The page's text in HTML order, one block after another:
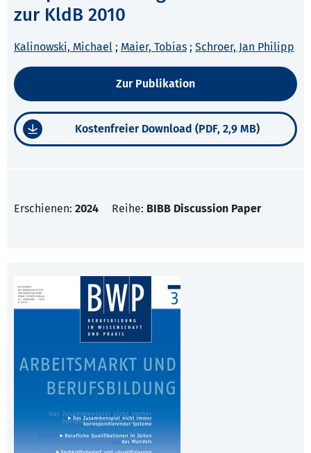
zur KldB 2010
Kalinowski, Michael ; Maier, Tobias ; Schroer, Jan Philipp
Zur Publikation
Kostenfreier Download (PDF, 2,9 MB)
Erschienen: 2024 Reihe: BIBB Discussion Paper